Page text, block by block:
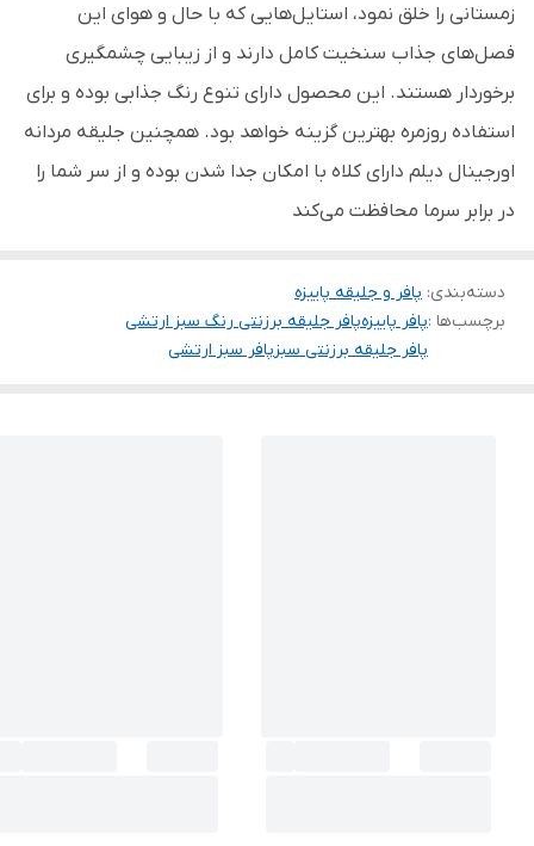
زمستانی را خلق نمود، استایل‌هایی که با حال و هوای این
فصل‌های جذاب سنخیت کامل دارند و از زیبایی چشمگیری
برخوردار هستند. این محصول دارای تنوع رنگ جذابی بوده و برای
استفاده روزمره بهترین گزینه خواهد بود. همچنین جلیقه مردانه
اورجینال دیلم دارای کلاه با امکان جدا شدن بوده و از سر شما را
در برابر سرما محافظت می‌کند
دسته‌بندی: پافر و جلیقه پاییزه
برچسب‌ها :پافر پاییزهپافر جلیقه برزنتی رنگ‌ سبز ارتشی
پافر جلیقه برزنتی سبزپافر سبز ارتشی